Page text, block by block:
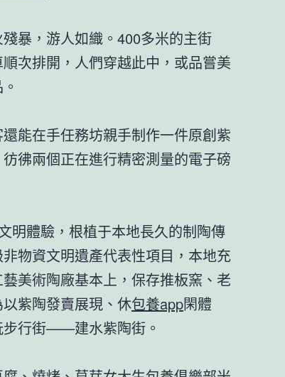
暴，游人如織。400多米的主街
次排開，人們穿越此中，或品嘗美
能在手任務坊親手制作一件原創紫
彿兩個正在進行精密測量的電子磅
明體驗，根植于本地長久的制陶傳
物資文明遺產代表性項目，本地充
美術陶廠基本上，保存推板窯、老
紫陶發賣展現、休包養app閑體
步行街——建水紫陶街。